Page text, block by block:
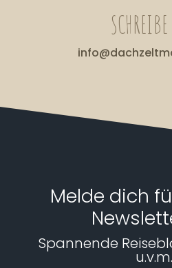
Melde dich
Spannende
u.v.m.